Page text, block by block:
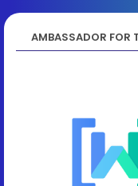
AMBASSADOR FOR